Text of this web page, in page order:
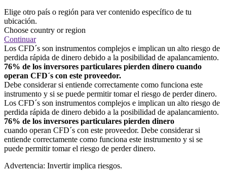
Elige otro país o región para ver contenido específico de tu
ubicación.
Choose country or region
Continuar
Los CFD´s son instrumentos complejos e implican un alto riesgo de
perdida rápida de dinero debido a la posibilidad de apalancamiento.
76% de los inversores particulares pierden dinero cuando
operan CFD´s con este proveedor.
Debe considerar si entiende correctamente como funciona este
instrumento y si se puede permitir tomar el riesgo de perder dinero.
Los CFD´s son instrumentos complejos e implican un alto riesgo de
perdida rápida de dinero debido a la posibilidad de apalancamiento.
76% de los inversores particulares pierden dinero
cuando operan CFD´s con este proveedor. Debe considerar si
entiende correctamente como funciona este instrumento y si se
puede permitir tomar el riesgo de perder dinero.
Advertencia: Invertir implica riesgos.